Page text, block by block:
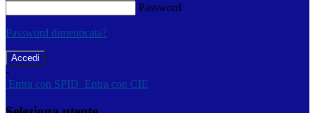
Password
Password dimenticata?
-
Entra con SPID Entra con CIE